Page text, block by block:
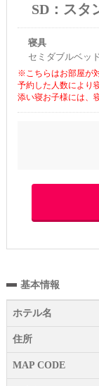
SD：ス
寝具
セミダブルベッ
※こちらはお部屋が
予約した人数により
添い寝お子様には、
基本情報
ホテル名
住所
MAP CODE